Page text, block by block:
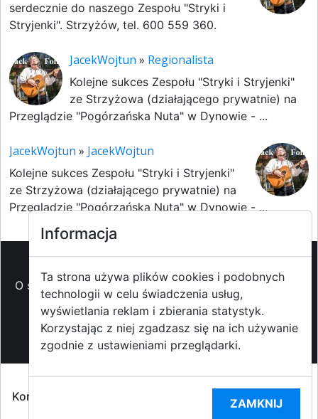
serdecznie do naszego Zespołu "Stryki i
Stryjenki". Strzyżów, tel. 600 559 360.
JacekWojtun » Regionalista
Kolejne sukces Zespołu "Stryki i Stryjenki"
ze Strzyżowa (działającego prywatnie) na
Przeglądzie "Pogórzańska Nuta" w Dynowie - ...
JacekWojtun » JacekWojtun
Kolejne sukces Zespołu "Stryki i Stryjenki"
ze Strzyżowa (działającego prywatnie) na
Przeglądzie "Pogórzańska Nuta" w Dynowie - ...
O strzyzowiak.pl-Reklama-Pomoc (FAQ)-Patronat
medialny - Prawa autorskie- Redakcja i
kontakt -Współpraca z mediami
Copyright ©2009-2014 strzyzowiak.pl,
Korzystanie z Portalu oznacza akceptacjąRegulaminu
Polityką prywatności RODO
Informacja
Ta strona używa plików cookies i podobnych
technologii w celu świadczenia usług,
wyświetlania reklam i zbierania statystyk.
Korzystając z niej zgadzasz się na ich używanie
zgodnie z ustawieniami przeglądarki.
ZAMKNIJ